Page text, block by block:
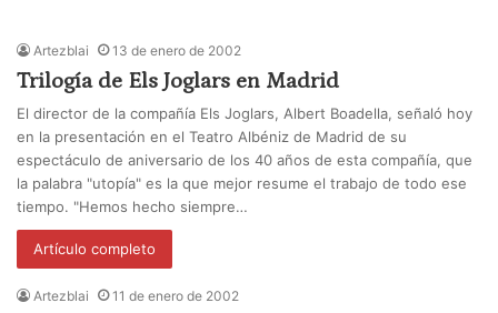
Artezblai 13 de enero de 2002
Trilogía de Els Joglars en Madrid
El director de la compañía Els Joglars, Albert Boadella, señaló hoy
en la presentación en el Teatro Albéniz de Madrid de su
espectáculo de aniversario de los 40 años de esta compañía, que
la palabra "utopía" es la que mejor resume el trabajo de todo ese
tiempo. "Hemos hecho siempre…
Artículo completo
Artezblai 11 de enero de 2002